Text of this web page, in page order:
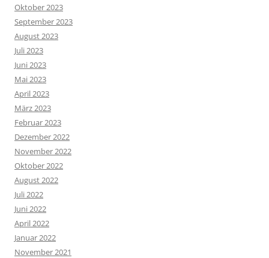
Oktober 2023
September 2023
August 2023
Juli 2023
Juni 2023
Mai 2023
April 2023
März 2023
Februar 2023
Dezember 2022
November 2022
Oktober 2022
August 2022
Juli 2022
Juni 2022
April 2022
Januar 2022
November 2021